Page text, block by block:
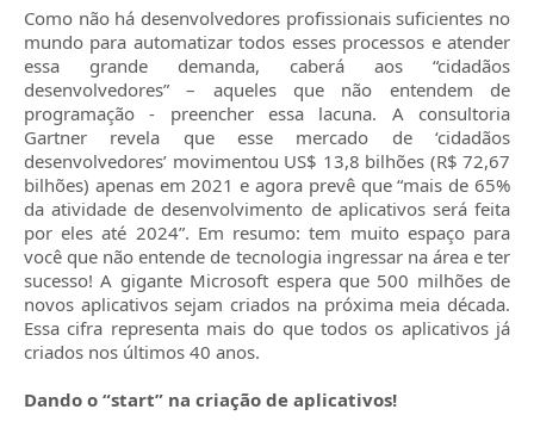
Como não há desenvolvedores profissionais suficientes no
mundo para automatizar todos esses processos e atender
essa grande demanda, caberá aos “cidadãos
desenvolvedores” – aqueles que não entendem de
programação - preencher essa lacuna. A consultoria
Gartner revela que esse mercado de ‘cidadãos
desenvolvedores’ movimentou US$ 13,8 bilhões (R$ 72,67
bilhões) apenas em 2021 e agora prevê que “mais de 65%
da atividade de desenvolvimento de aplicativos será feita
por eles até 2024”. Em resumo: tem muito espaço para
você que não entende de tecnologia ingressar na área e ter
sucesso! A gigante Microsoft espera que 500 milhões de
novos aplicativos sejam criados na próxima meia década.
Essa cifra representa mais do que todos os aplicativos já
criados nos últimos 40 anos.
Dando o “start” na criação de aplicativos!